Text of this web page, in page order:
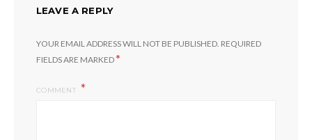
LEAVE A REPLY
YOUR EMAIL ADDRESS WILL NOT BE PUBLISHED. REQUIRED
FIELDS ARE MARKED*
COMMENT